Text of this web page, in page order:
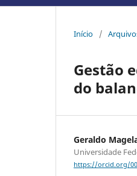
Início /
Gestão
do
Geraldo
Universidade
https://orcid.org/